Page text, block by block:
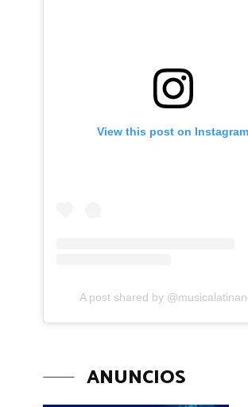
View this post on
A post shared by
ANUNCIOS